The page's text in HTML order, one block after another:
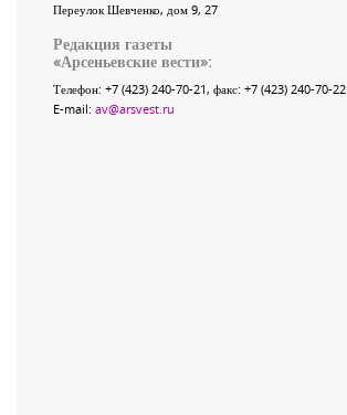
Переулок Шевченко, дом 9, 27
Редакция газеты
«Арсеньевские вести»:
Телефон: +7 (423) 240-70-21, факс: +7 (423) 240-70-22
E-mail: av@arsvest.ru